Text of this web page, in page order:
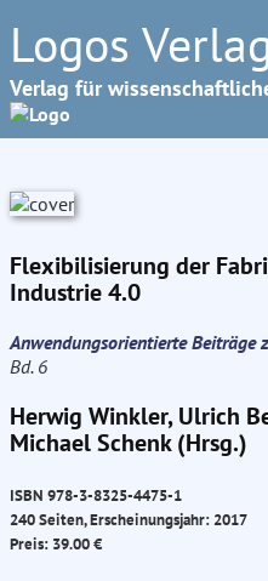
Logos
Verlag für
Flexibilisierung der
Industrie 4.0
Anwendungsorientierte Beiträge
Bd. 6
Herwig Winkler, Ulrich
Michael Schenk (Hrsg.)
ISBN 978-3-8325-4475-1
240 Seiten, Erscheinungsjahr: 2017
Preis: 39.00 €